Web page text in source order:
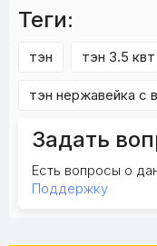
Теги:
тэн тэн 3.5 квт
тэн нержавейка с
Задать
Есть вопросы о
Поддержку